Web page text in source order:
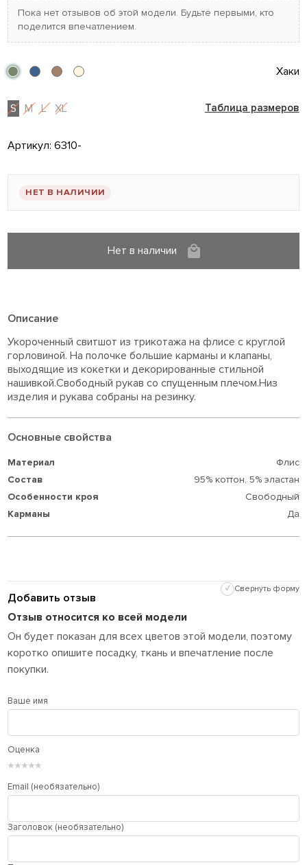
Пока нет отзывов об этой модели. Будьте первыми, кто
поделится впечатлением.
Хаки
S M L XL Таблица размеров
Артикул:6310-
НЕТ В НАЛИЧИИ
Нет в наличии
Описание
Укороченный свитшот из трикотажа на флисе с круглой
горловиной. На полочке большие карманы и клапаны,
выходящие из кокетки и декорированные стильной
нашивкой.Свободный рукав со спущенным плечом.Низ
изделия и рукава собраны на резинку.
Основные свойства
Материал
Флис
Состав
95% коттон, 5% эластан
Особенности кроя
Свободный
Карманы
Да
Добавить отзыв
✓ Свернуть форму
Отзыв относится ко всей модели
Он будет показан для всех цветов этой модели, поэтому
коротко опишите посадку, ткань и впечатление после
покупки.
Ваше имя
Оценка
★
★
★
★
★
Email (необязательно)
Заголовок (необязательно)